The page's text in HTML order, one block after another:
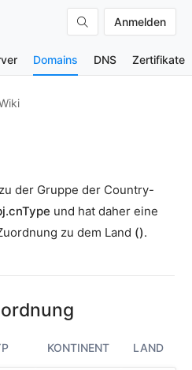
Anmelden
Domains DNS Zertifikate
der Gruppe der Country-
und hat daher eine
zu dem Land ().
KONTINENT LAND